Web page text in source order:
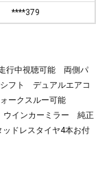
****379
行中視聴可能 両側パ
フト デュアルエアコ
ークスルー可能
インカーミラー 純正
ドレスタイヤ4本お付